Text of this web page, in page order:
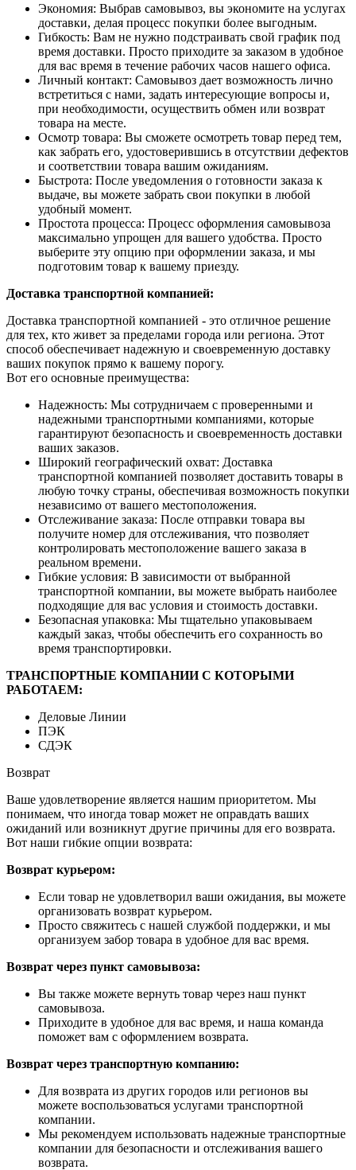
Экономия: Выбрав самовывоз, вы экономите на услугах
доставки, делая процесс покупки более выгодным.
Гибкость: Вам не нужно подстраивать свой график под
время доставки. Просто приходите за заказом в удобное
для вас время в течение рабочих часов нашего офиса.
Личный контакт: Самовывоз дает возможность лично
встретиться с нами, задать интересующие вопросы и,
при необходимости, осуществить обмен или возврат
товара на месте.
Осмотр товара: Вы сможете осмотреть товар перед тем,
как забрать его, удостоверившись в отсутствии дефектов
и соответствии товара вашим ожиданиям.
Быстрота: После уведомления о готовности заказа к
выдаче, вы можете забрать свои покупки в любой
удобный момент.
Простота процесса: Процесс оформления самовывоза
максимально упрощен для вашего удобства. Просто
выберите эту опцию при оформлении заказа, и мы
подготовим товар к вашему приезду.
Доставка транспортной компанией:
Доставка транспортной компанией - это отличное решение
для тех, кто живет за пределами города или региона. Этот
способ обеспечивает надежную и своевременную доставку
ваших покупок прямо к вашему порогу.
Вот его основные преимущества:
Надежность: Мы сотрудничаем с проверенными и
надежными транспортными компаниями, которые
гарантируют безопасность и своевременность доставки
ваших заказов.
Широкий географический охват: Доставка
транспортной компанией позволяет доставить товары в
любую точку страны, обеспечивая возможность покупки
независимо от вашего местоположения.
Отслеживание заказа: После отправки товара вы
получите номер для отслеживания, что позволяет
контролировать местоположение вашего заказа в
реальном времени.
Гибкие условия: В зависимости от выбранной
транспортной компании, вы можете выбрать наиболее
подходящие для вас условия и стоимость доставки.
Безопасная упаковка: Мы тщательно упаковываем
каждый заказ, чтобы обеспечить его сохранность во
время транспортировки.
ТРАНСПОРТНЫЕ КОМПАНИИ С КОТОРЫМИ
РАБОТАЕМ:
Деловые Линии
ПЭК
СДЭК
Возврат
Ваше удовлетворение является нашим приоритетом. Мы
понимаем, что иногда товар может не оправдать ваших
ожиданий или возникнут другие причины для его возврата.
Вот наши гибкие опции возврата:
Возврат курьером:
Если товар не удовлетворил ваши ожидания, вы можете
организовать возврат курьером.
Просто свяжитесь с нашей службой поддержки, и мы
организуем забор товара в удобное для вас время.
Возврат через пункт самовывоза:
Вы также можете вернуть товар через наш пункт
самовывоза.
Приходите в удобное для вас время, и наша команда
поможет вам с оформлением возврата.
Возврат через транспортную компанию:
Для возврата из других городов или регионов вы
можете воспользоваться услугами транспортной
компании.
Мы рекомендуем использовать надежные транспортные
компании для безопасности и отслеживания вашего
возврата.